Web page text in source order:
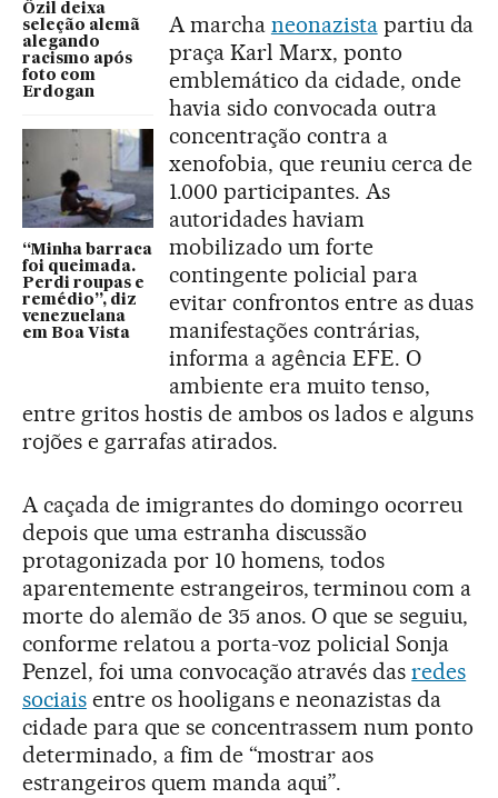
Özil deixa
seleção alemã
alegando
racismo após
foto com
Erdogan
“Minha barraca
foi queimada.
Perdi roupas e
remédio”, diz
venezuelana
em Boa Vista
A marcha neonazistapartiu da
praça Karl Marx, ponto
emblemático da cidade, onde
havia sido convocada outra
concentração contra a
xenofobia, que reuniu cerca de
1.000 participantes. As
autoridades haviam
mobilizado um forte
contingente policial para
evitar confrontos entre as duas
manifestações contrárias,
informa a agência EFE. O
ambiente era muito tenso,
entre gritos hostis de ambos os lados e alguns
rojões e garrafas atirados.
A caçada de imigrantes do domingo ocorreu
depois que uma estranha discussão
protagonizada por 10 homens, todos
aparentemente estrangeiros, terminou com a
morte do alemão de 35 anos. O que se seguiu,
conforme relatou a porta-voz policial Sonja
Penzel, foi uma convocação através dasredes
sociaisentre os hooligans e neonazistas da
cidade para que se concentrassem num ponto
determinado, a fim de “mostrar aos
estrangeiros quem manda aqui”.